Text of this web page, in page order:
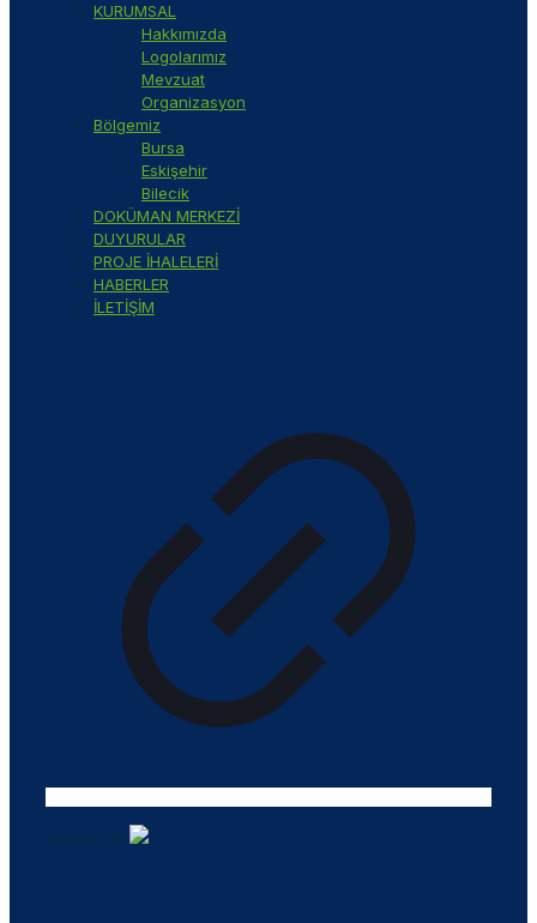
KURUMSAL
Hakkımızda
Logolarımız
Mevzuat
Organizasyon
Bölgemiz
Bursa
Eskişehir
Bilecik
DOKÜMAN MERKEZİ
DUYURULAR
PROJE İHALELERİ
HABERLER
İLETİŞİM